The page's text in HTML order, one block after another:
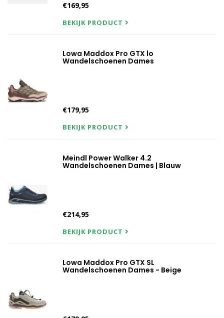
€169,95
BEKIJK PRODUCT
Lowa Maddox Pro GTX lo
Wandelschoenen Dames
€179,95
BEKIJK PRODUCT
Meindl Power Walker 4.2
Wandelschoenen Dames | Blauw
€214,95
BEKIJK PRODUCT
Lowa Maddox Pro GTX SL
Wandelschoenen Dames - Beige